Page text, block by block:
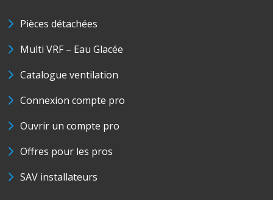
Pièces détachées
Multi VRF – Eau Glacée
Catalogue ventilation
Connexion compte pro
Ouvrir un compte pro
Offres pour les pros
SAV installateurs